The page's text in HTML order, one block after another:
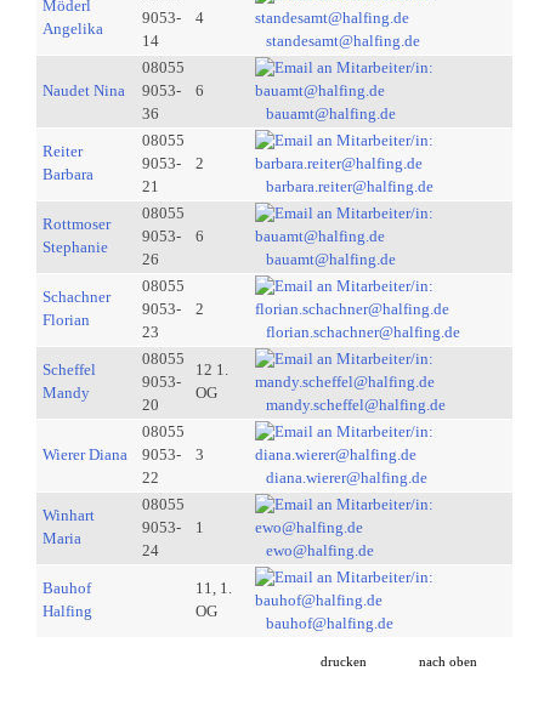
Möderl
Angelika
9053-
14
4
standesamt@halfing.de
Naudet Nina
08055
9053-
36
6
bauamt@halfing.de
Reiter
Barbara
08055
9053-
21
2
barbara.reiter@halfing.de
Rottmoser
Stephanie
08055
9053-
26
6
bauamt@halfing.de
Schachner
Florian
08055
9053-
23
2
florian.schachner@halfing.de
Scheffel
Mandy
08055
9053-
20
12 1.
OG
mandy.scheffel@halfing.de
Wierer Diana
08055
9053-
22
3
diana.wierer@halfing.de
Winhart
Maria
08055
9053-
24
1
ewo@halfing.de
Bauhof
Halfing
11, 1.
OG
bauhof@halfing.de
drucken nach oben